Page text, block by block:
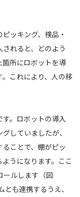
ッキング、検品・
れると、どのよう
所にロボットを導
これにより、人の移
。ロボットの導入
していましたが、
ことで、棚がピッ
うになります。ここ
ールします（図
も連携するうえ、